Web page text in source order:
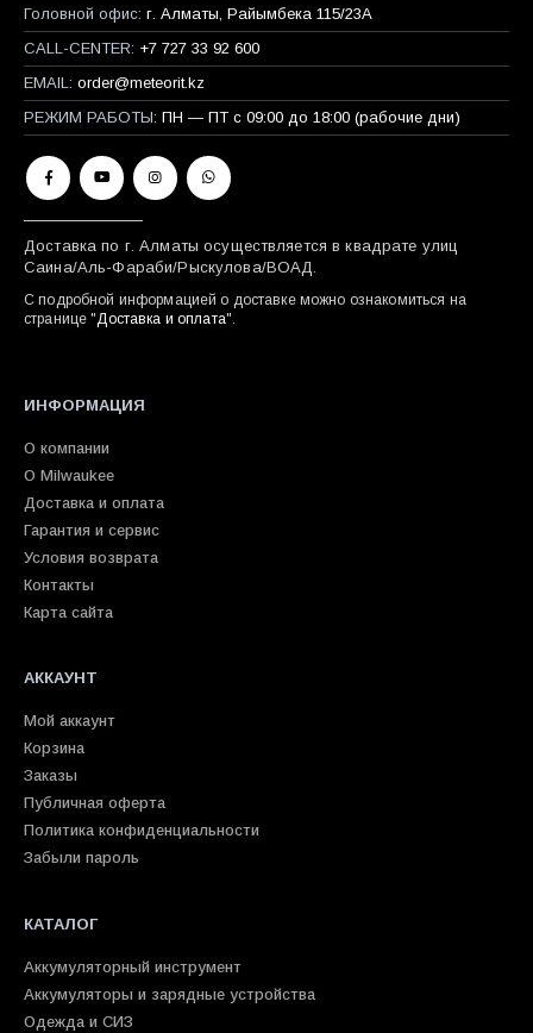
Головной офис: г. Алматы, Райымбека 115/23A
CALL-CENTER: +7 727 33 92 600
EMAIL: order@meteorit.kz
РЕЖИМ РАБОТЫ: ПН — ПТ с 09:00 до 18:00 (рабочие дни)
Доставка по г. Алматы осуществляется в квадрате улиц
Саина/Аль-Фараби/Рыскулова/ВОАД.
С подробной информацией о доставке можно ознакомиться на
странице " Доставка и оплата".
ИНФОРМАЦИЯ
О компании
О Milwaukee
Доставка и оплата
Гарантия и сервис
Условия возврата
Контакты
Карта сайта
АККАУНТ
Мой аккаунт
Корзина
Заказы
Публичная оферта
Политика конфиденциальности
Забыли пароль
КАТАЛОГ
Аккумуляторный инструмент
Аккумуляторы и зарядные устройства
Одежда и СИЗ